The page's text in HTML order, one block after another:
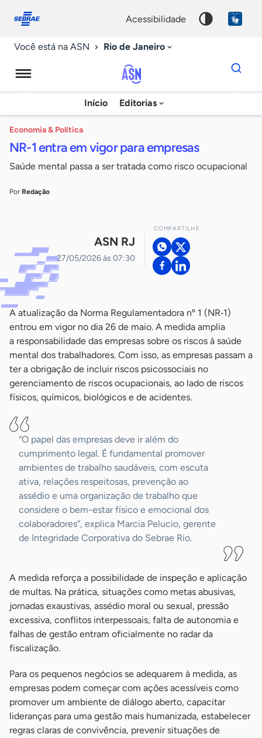
conosco
acessibilidade
Você está na ASN Rio de Janeiro
Agência
Sebrae
Notícias
Início Editorias
Dados
para
chave
Economia & Política
NR-1 entra em vigor para empresas
Saúde mental passa a ser tratada como risco ocupacional
Por Redação
ASN RJ
27/05/2026 às 07:30
COMPARTILHE
A atualização da Norma Regulamentadora nº 1 (NR‑1)
entrou em vigor no dia 26 de maio. A medida amplia
a responsabilidade das empresas sobre os riscos à saúde
mental dos trabalhadores. Com isso, as empresas passam a
ter a obrigação de incluir riscos psicossociais no
gerenciamento de riscos ocupacionais, ao lado de riscos
físicos, químicos, biológicos e de acidentes.
“O papel das empresas deve ir além do
cumprimento legal. É fundamental promover
ambientes de trabalho saudáveis, com escuta
ativa, relações respeitosas, prevenção ao
assédio e uma organização de trabalho que
considere o bem-estar físico e emocional dos
colaboradores”, explica Marcia Pelucio, gerente
de Integridade Corporativa do Sebrae Rio.
A medida reforça a possibilidade de inspeção e aplicação
de multas. Na prática, situações como metas abusivas,
jornadas exaustivas, assédio moral ou sexual, pressão
excessiva, conflitos interpessoais, falta de autonomia e
falhas de gestão entram oficialmente no radar da
fiscalização.
Para os pequenos negócios se adequarem à medida, as
empresas podem começar com ações acessíveis como
promover um ambiente de diálogo aberto, capacitar
lideranças para uma gestão mais humanizada, estabelecer
regras claras de convivência, prevenir situações de